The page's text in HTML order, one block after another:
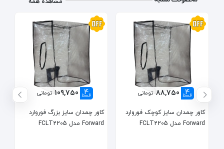
مشاهده همه
4
قسط 109,750 تومانی
کاور چمدان سایز بزرگ فوروارد
Forward مدل FCLT2205
4
قسط 88,750 تومانی
کاور چمدان سایز کوچک فوروارد
Forward مدل FCLT2205